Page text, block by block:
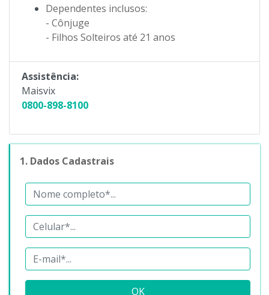
Dependentes inclusos:
- Cônjuge
- Filhos Solteiros até 21 anos
Assistência:
Maisvix
0800-898-8100
1. Dados Cadastrais
OK